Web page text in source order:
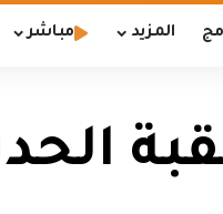
المزيد مباشر